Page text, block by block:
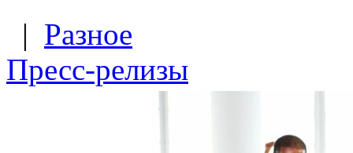
| Разное
Пресс-релизы